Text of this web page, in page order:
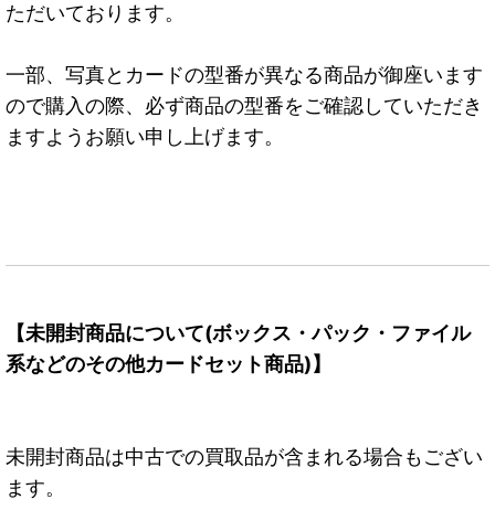
ただいております。
一部、写真とカードの型番が異なる商品が御座います
ので購入の際、必ず商品の型番をご確認していただき
ますようお願い申し上げます。
【未開封商品について(ボックス・パック・ファイル
系などのその他カードセット商品)】
未開封商品は中古での買取品が含まれる場合もござい
ます。